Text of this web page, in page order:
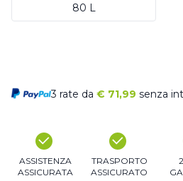
80 L
3 rate da € 71,99 senza
ASSISTENZA
ASSICURATA
TRASPORTO
ASSICURATO